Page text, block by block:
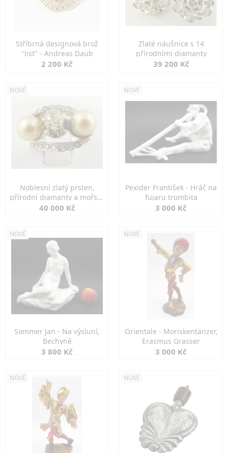
Stříbrná designová brož
"list" - Andreas Daub
2 200 Kč
Zlaté náušnice s 14
přírodními diamanty
39 200 Kč
NOVÉ
Noblesní zlatý prsten,
přírodní diamanty a mořské
perly
40 000 Kč
NOVÉ
Pexider František - Hráč na
fujaru trombita
3 000 Kč
NOVÉ
Sommer Jan - Na výsluní,
Bechyně
3 800 Kč
NOVÉ
Orientale - Moriskentänzer,
Erasmus Grasser
3 000 Kč
NOVÉ NOVÉ